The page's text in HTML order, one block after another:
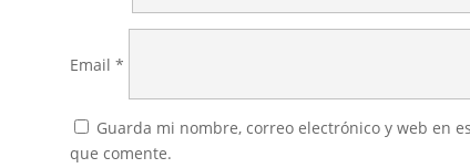
Email *
Guarda mi nombre, correo electrónico y web en
que comente.